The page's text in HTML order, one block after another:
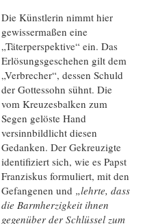
Die Künstlerin nimmt hier
gewissermaßen eine
„Täterperspektive“ ein. Das
Erlösungsgeschehen gilt dem
„Verbrecher“, dessen Schuld
der Gottessohn sühnt. Die
vom Kreuzesbalken zum
Segen gelöste Hand
versinnbildlicht diesen
Gedanken. Der Gekreuzigte
identifiziert sich, wie es Papst
Franziskus formuliert, mit den
Gefangenen und „lehrte, dass
die Barmherzigkeit ihnen
gegenüber der Schlüssel zum